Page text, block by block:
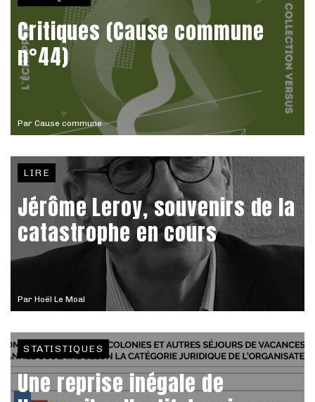
Par Cause commune
Critiques (Cause commune
n°44)
Par Hoël Le Moal
LIRE
Jérôme Leroy, souvenirs de la
catastrophe en cours
STATISTIQUES
Une reprise inégale de